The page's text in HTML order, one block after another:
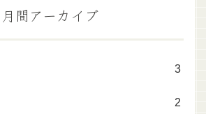
月間アーカイブ
3
2